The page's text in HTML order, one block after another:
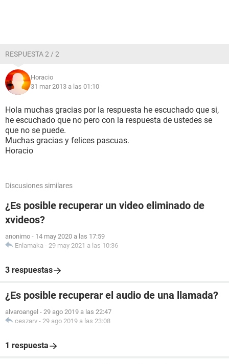
RESPUESTA 2 / 2
Horacio
31 mar 2013 a las 01:10
Hola muchas gracias por la respuesta he escuchado que si,
he escuchado que no pero con la respuesta de ustedes se
que no se puede.
Muchas gracias y felices pascuas.
Horacio
Discusiones similares
¿Es posible recuperar un video eliminado de
xvideos?
anonimo - 14 may 2020 a las 17:59
Enlamaka - 29 may 2021 a las 10:36
3 respuestas
¿Es posible recuperar el audio de una llamada?
alvaroangel - 29 ago 2019 a las 22:47
ceszarv - 29 ago 2019 a las 23:08
1 respuesta